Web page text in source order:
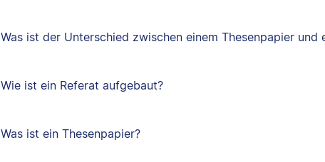
Was ist der Unterschied zwischen einem Thesenpapier und
Wie ist ein Referat aufgebaut?
Was ist ein Thesenpapier?